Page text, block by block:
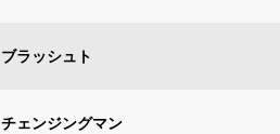
ブラッシュト
チェンジングマン